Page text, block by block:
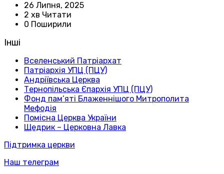
26 Липня, 2025
2 хв Читати
0 Поширили
Інші
Вселенський Патріархат
Патріархія УПЦ (ПЦУ)
Андріївська Церква
Тернопільська Єпархія УПЦ (ПЦУ)
Фонд пам’яті Блаженнішого Митрополита
Мефодія
Помісна Церква України
Щедрик – Церковна Лавка
Підтримка церкви
Наш телеграм